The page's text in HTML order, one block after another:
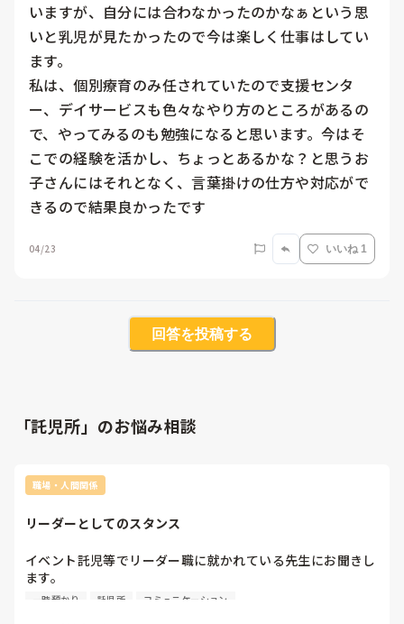
いますが、自分には合わなかったのかなぁという思
いと乳児が見たかったので今は楽しく仕事はしてい
ます。
私は、個別療育のみ任されていたので支援センタ
ー、デイサービスも色々なやり方のところがあるの
で、やってみるのも勉強になると思います。今はそ
こでの経験を活かし、ちょっとあるかな？と思うお
子さんにはそれとなく、言葉掛けの仕方や対応がで
きるので結果良かったです
04/23 いいね 1
回答を投稿する
「託児所」のお悩み相談
職場・人間関係
リーダーとしてのスタンス
イベント託児等でリーダー職に就かれている先生にお聞きし
ます。
一時預かり 託児所 コミュニケーション